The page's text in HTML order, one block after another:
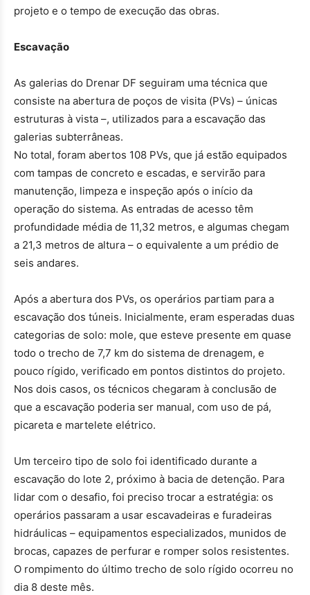
projeto e o tempo de execução das obras.
Escavação
As galerias do Drenar DF seguiram uma técnica que
consiste na abertura de poços de visita (PVs) – únicas
estruturas à vista –, utilizados para a escavação das
galerias subterrâneas.
No total, foram abertos 108 PVs, que já estão equipados
com tampas de concreto e escadas, e servirão para
manutenção, limpeza e inspeção após o início da
operação do sistema. As entradas de acesso têm
profundidade média de 11,32 metros, e algumas chegam
a 21,3 metros de altura – o equivalente a um prédio de
seis andares.
Após a abertura dos PVs, os operários partiam para a
escavação dos túneis. Inicialmente, eram esperadas duas
categorias de solo: mole, que esteve presente em quase
todo o trecho de 7,7 km do sistema de drenagem, e
pouco rígido, verificado em pontos distintos do projeto.
Nos dois casos, os técnicos chegaram à conclusão de
que a escavação poderia ser manual, com uso de pá,
picareta e martelete elétrico.
Um terceiro tipo de solo foi identificado durante a
escavação do lote 2, próximo à bacia de detenção. Para
lidar com o desafio, foi preciso trocar a estratégia: os
operários passaram a usar escavadeiras e furadeiras
hidráulicas – equipamentos especializados, munidos de
brocas, capazes de perfurar e romper solos resistentes.
O rompimento do último trecho de solo rígido ocorreu no
dia 8 deste mês.